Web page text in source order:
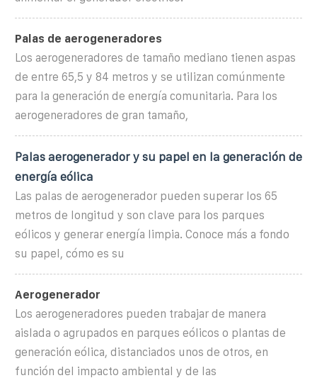
Palas de aerogeneradores
Los aerogeneradores de tamaño mediano tienen aspas
de entre 65,5 y 84 metros y se utilizan comúnmente
para la generación de energía comunitaria. Para los
aerogeneradores de gran tamaño,
Palas aerogenerador y su papel en la generación de
energía eólica
Las palas de aerogenerador pueden superar los 65
metros de longitud y son clave para los parques
eólicos y generar energía limpia. Conoce más a fondo
su papel, cómo es su
Aerogenerador
Los aerogeneradores pueden trabajar de manera
aislada o agrupados en parques eólicos o plantas de
generación eólica, distanciados unos de otros, en
función del impacto ambiental y de las